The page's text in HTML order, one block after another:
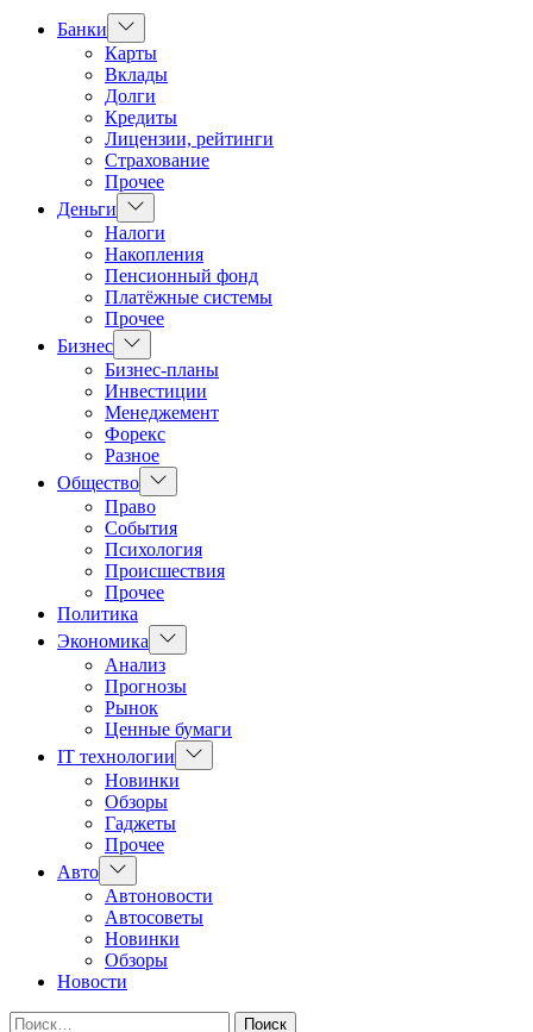
Банки
Показать
подменю
Карты
Вклады
Долги
Кредиты
Лицензии, рейтинги
Страхование
Прочее
Деньги
Показать
подменю
Налоги
Накопления
Пенсионный фонд
Платёжные системы
Прочее
Бизнес Показать
подменю
Бизнес-планы
Инвестиции
Менеджемент
Форекс
Разное
Общество Показать
подменю
Право
События
Психология
Происшествия
Прочее
Политика
Экономика
Показать
подменю
Анализ
Прогнозы
Рынок
Ценные бумаги
IT технологии
Показать
подменю
Новинки
Обзоры
Гаджеты
Прочее
Авто Показать
подменю
Автоновости
Автосоветы
Новинки
Обзоры
Новости
Найти: